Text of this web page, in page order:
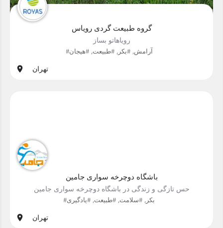
گروه طبیعت گردی رویاس
رویاهاتو بساز
#آرامش, #بکر, #طبیعت, #هیجان
تهران
باشگاه دوچرخه سواری جامین
حس تازگی و زندگی در باشگاه دوچرخه سواری جامین
#بکر, #سلامت, #طبیعت, #یادگیری
تهران